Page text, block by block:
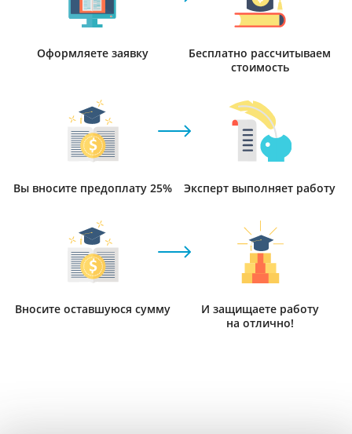
Оформляете заявку
Бесплатно рассчитываем
стоимость
Вы вносите предоплату 25% Эксперт выполняет работу
Вносите оставшуюся сумму
И защищаете работу
на отлично!